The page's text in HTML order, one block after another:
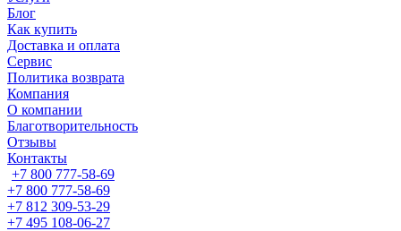
Блог
Как купить
Доставка и оплата
Сервис
Политика возврата
Компания
О компании
Благотворительность
Отзывы
Контакты
+7 800 777-58-69
+7 800 777-58-69
+7 812 309-53-29
+7 495 108-06-27